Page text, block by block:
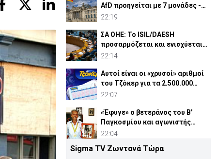
AfD προηγείται με 7 μονάδες -
Διεύρυνε τη διαφορά
22:19
ΣΑ ΟΗΕ: Το ISIL/DAESH
προσαρμόζεται και ενισχύεται
στην Αφρική - Πώς απειλεί
22:14
Αυτοί είναι οι «χρυσοί» αριθμοί
του Τζόκερ για τα 2.500.000
ευρώ
22:07
«Έφυγε» ο βετεράνος του Β'
Παγκοσμίου και αγωνιστής
ΕΟΚΑ, Παύλος Μ. Κασάπης
22:04
«Όχι» 9 χωρών σε ισχυρισμό
Sigma TV Ζωντανά Τώρα